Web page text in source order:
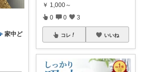
家中ど
￥ 1,000～
0 0 3
コレ いいね